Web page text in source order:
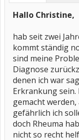
Hallo Christine,
hab seit zwei
kommt ständig
sind meine
Diagnose
denen ich war
Erkrankung sein.
gemacht
gefährlich ich
doch Rheuma
nicht so recht